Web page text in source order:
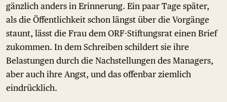
gänzlich anders in Erinnerung. Ein paar Tage später,
als die Öffentlichkeit schon längst über die Vorgänge
staunt, lässt die Frau dem ORF-Stiftungsrat einen Brief
zukommen. In dem Schreiben schildert sie ihre
Belastungen durch die Nachstellungen des Managers,
aber auch ihre Angst, und das offenbar ziemlich
eindrücklich.